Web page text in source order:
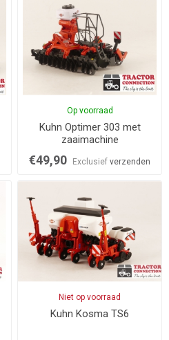
Op voorraad
Kuhn Optimer 303 met
zaaimachine
€49,90 Exclusiefverzenden
Niet op voorraad
Kuhn Kosma TS6